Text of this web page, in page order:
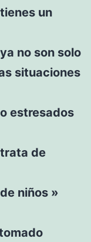
un
no son solo
situaciones
estresados
de
niños »